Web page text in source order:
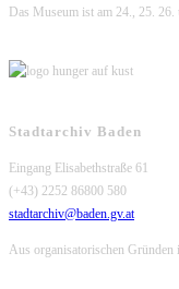
Das Museum ist am 24., 25. 26.
Stadtarchiv Baden
Eingang Elisabethstraße 61
(+43) 2252 86800 580
stadtarchiv@baden.gv.at
Aus organisatorischen Gründen